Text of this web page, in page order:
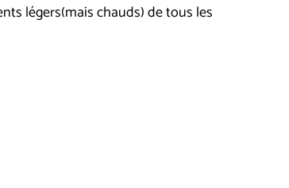
légers(mais chauds) de tous les